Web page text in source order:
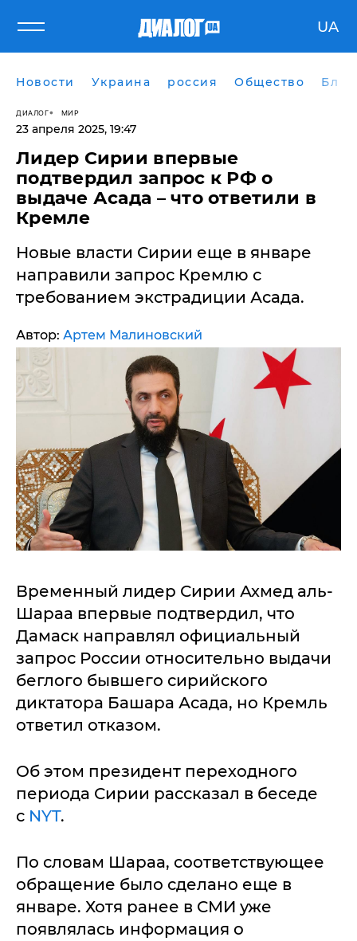
UA
Новости Украина россия Общество
ДИАЛОГ МИР
23 апреля 2025, 19:47
Лидер Сирии впервые
подтвердил запрос к РФ о
выдаче Асада – что ответили в
Кремле
Новые власти Сирии еще в январе
направили запрос Кремлю с
требованием экстрадиции Асада.
Автор: Артем Малиновский
Временный лидер Сирии Ахмед аль-
Шараа впервые подтвердил, что
Дамаск направлял официальный
запрос России относительно выдачи
беглого бывшего сирийского
диктатора Башара Асада, но Кремль
ответил отказом.
Об этом президент переходного
периода Сирии рассказал в беседе
с NYT.
По словам Шараа, соответствующее
обращение было сделано еще в
январе. Хотя ранее в СМИ уже
появлялась информация о